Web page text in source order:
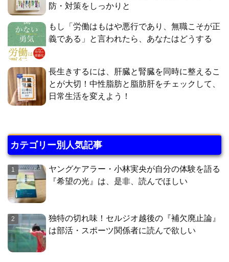
防・対策をしっかりと
もし「労働はもはや悪行であり、無職こそが正
義である」と言われたら、あなたはどうする
長生きするには、肝臓と腎臓を同時に整えるこ
とが大切！中性脂肪と脂肪肝をチェックして、
日常生活を変えよう！
カテゴリー別人気記事
ヤングケアラー・小林実央が自分の体験を語る
『希望の光』は、是非、読んでほしい
独特の切れ味！セルジオ越後の『補欠廃止論』
は部活・スポーツ関係者に読んで欲しい